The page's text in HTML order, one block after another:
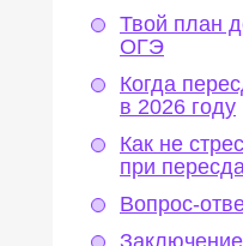
Твой план
ОГЭ
Когда
в 2026 году
Как не
при
Вопрос-
Заключение